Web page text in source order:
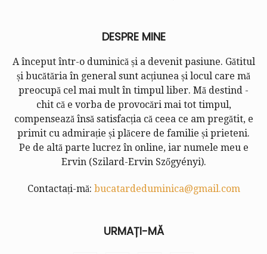
DESPRE MINE
A început într-o duminică și a devenit pasiune. Gătitul
și bucătăria în general sunt acțiunea și locul care mă
preocupă cel mai mult în timpul liber. Mă destind -
chit că e vorba de provocări mai tot timpul,
compensează însă satisfacția că ceea ce am pregătit, e
primit cu admirație și plăcere de familie și prieteni.
Pe de altă parte lucrez în online, iar numele meu e
Ervin (Szilard-Ervin Szőgyényi).
Contactați-mă: bucatardeduminica@gmail.com
URMAȚI-MĂ